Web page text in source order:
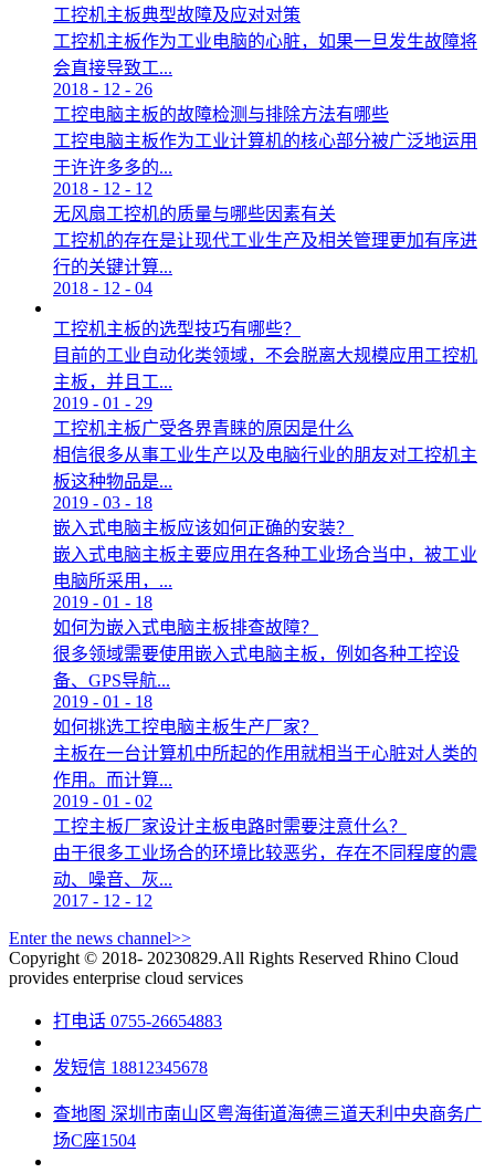
工控机主板典型故障及应对对策
工控机主板作为工业电脑的心脏，如果一旦发生故障将
会直接导致工...
2018 - 12 - 26
工控电脑主板的故障检测与排除方法有哪些
工控电脑主板作为工业计算机的核心部分被广泛地运用
于许许多多的...
2018 - 12 - 12
无风扇工控机的质量与哪些因素有关
工控机的存在是让现代工业生产及相关管理更加有序进
行的关键计算...
2018 - 12 - 04
工控机主板的选型技巧有哪些？
目前的工业自动化类领域，不会脱离大规模应用工控机
主板，并且工...
2019 - 01 - 29
工控机主板广受各界青睐的原因是什么
相信很多从事工业生产以及电脑行业的朋友对工控机主
板这种物品是...
2019 - 03 - 18
嵌入式电脑主板应该如何正确的安装？
嵌入式电脑主板主要应用在各种工业场合当中，被工业
电脑所采用，...
2019 - 01 - 18
如何为嵌入式电脑主板排查故障？
很多领域需要使用嵌入式电脑主板，例如各种工控设
备、GPS导航...
2019 - 01 - 18
如何挑选工控电脑主板生产厂家？
主板在一台计算机中所起的作用就相当于心脏对人类的
作用。而计算...
2019 - 01 - 02
工控主板厂家设计主板电路时需要注意什么？
由于很多工业场合的环境比较恶劣，存在不同程度的震
动、噪音、灰...
2017 - 12 - 12
Enter the news channel>>
Copyright © 2018- 20230829.All Rights Reserved Rhino Cloud
provides enterprise cloud services
打电话 0755-26654883
发短信 18812345678
查地图 深圳市南山区粤海街道海德三道天利中央商务广
场C座1504